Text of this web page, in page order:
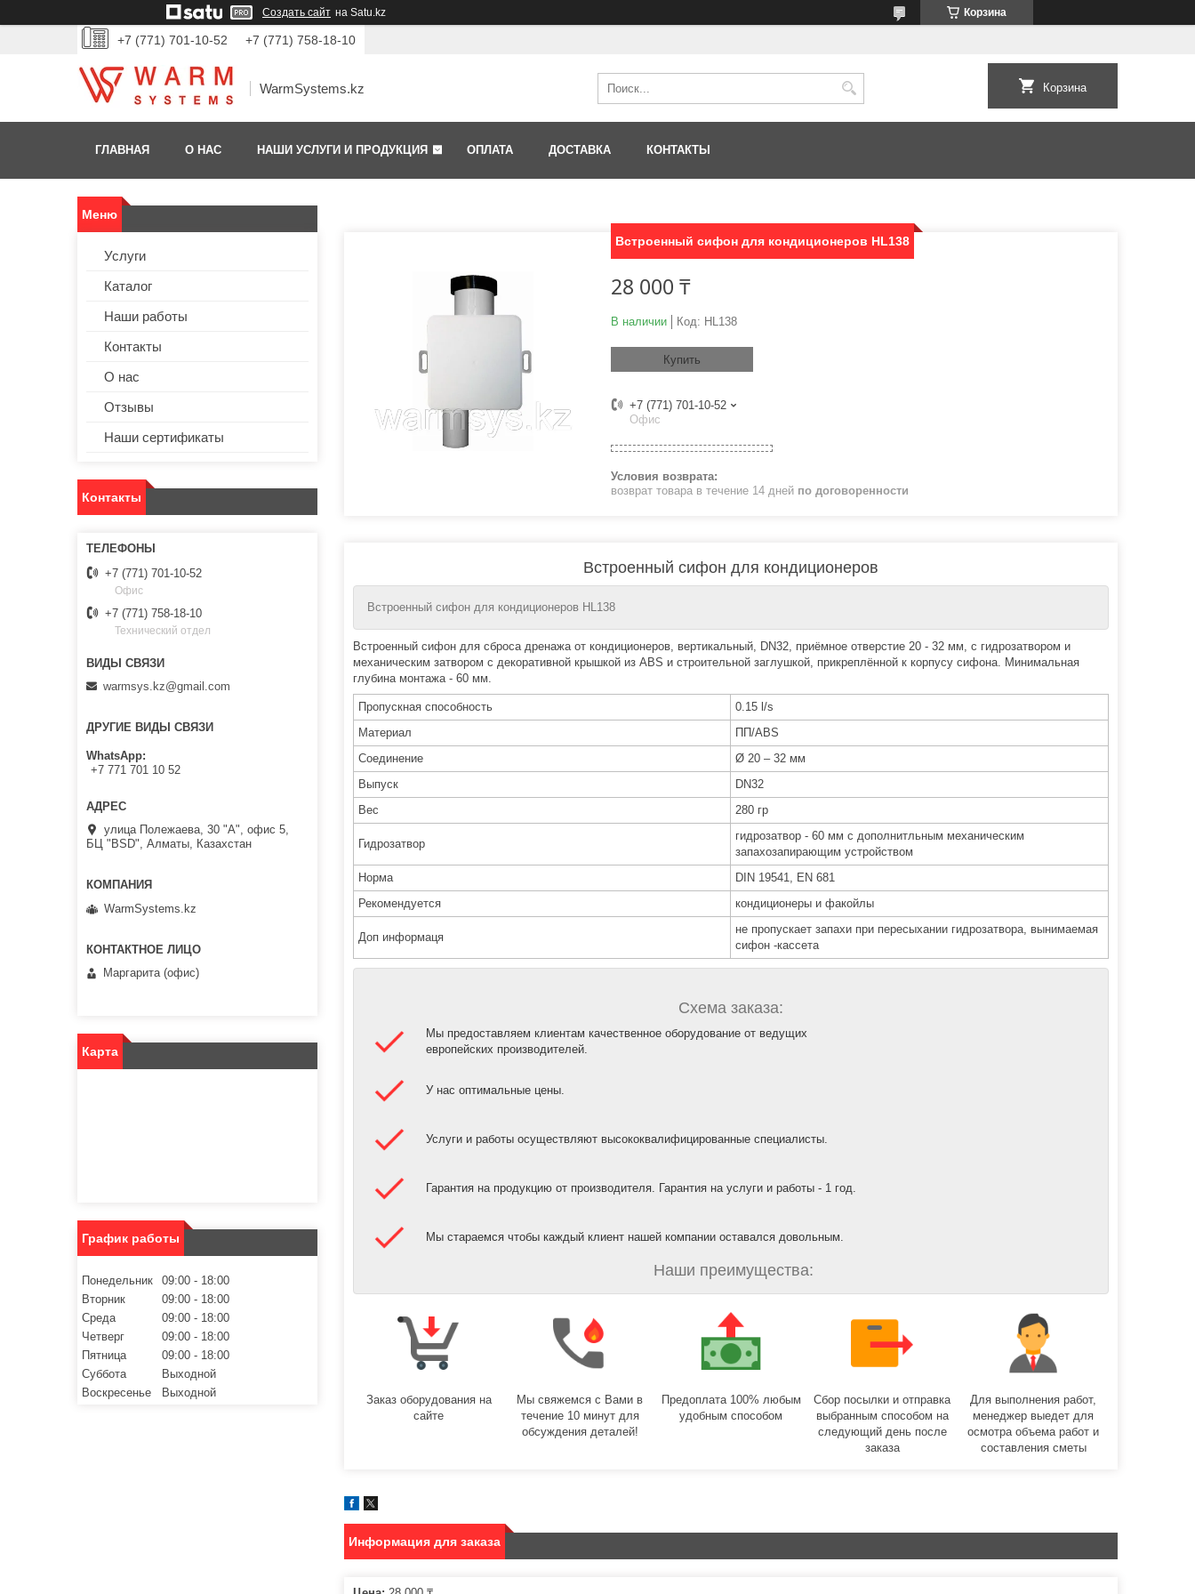
Создать сайт на Satu.kz Корзина
+7 (771) 701-10-52 +7 (771) 758-18-10
WarmSystems.kz Корзина
ГЛАВНАЯ О НАС НАШИ УСЛУГИ И ПРОДУКЦИЯ ОПЛАТА ДОСТАВКА КОНТАКТЫ
Встроенный сифон для кондиционеров HL138
28 000 ₸
В наличии Код: HL138
Купить
+7 (771) 701-10-52
Офис
возврат товара в течение 14 дней по договоренности
Встроенный сифон для кондиционеров
Встроенный сифон для кондиционеров HL138
Встроенный сифон для сброса дренажа от кондиционеров, вертикальный, DN32, приёмное отверстие 20 - 32 мм, с гидрозатвором и
механическим затвором с декоративной крышкой из ABS и строительной заглушкой, прикреплённой к корпусу сифона. Минимальная
глубина монтажа - 60 мм.
Пропускная способность
0.15 l/s
Материал
ПП/ABS
Соединение
Ø 20 – 32 мм
Выпуск
DN32
Вес
280 гр
Гидрозатвор
гидрозатвор - 60 мм с дополнитльным механическим
запахозапирающим устройством
Норма
DIN 19541, EN 681
Рекомендуется
кондиционеры и факойлы
Доп информаця
не пропускает запахи при пересыхании гидрозатвора, вынимаемая
сифон -кассета
Схема заказа:
Мы предоставляем клиентам качественное оборудование от ведущих
европейских производителей.
У нас оптимальные цены.
Услуги и работы осуществляют высококвалифицированные специалисты.
Гарантия на продукцию от производителя. Гарантия на услуги и работы - 1 год.
Мы стараемся чтобы каждый клиент нашей компании оставался довольным.
Наши преимущества:
Заказ оборудования на
сайте
Мы свяжемся с Вами в
течение 10 минут для
обсуждения деталей!
Предоплата 100% любым
удобным способом
Сбор посылки и отправка
выбранным способом на
следующий день после
заказа
Для выполнения работ,
менеджер выедет для
осмотра объема работ и
составления сметы
Информация для заказа
Услуги
Каталог
Наши работы
Контакты
О нас
Отзывы
Наши сертификаты
Контакты
+7 (771) 701-10-52
Офис
+7 (771) 758-18-10
Технический отдел
warmsys.kz@gmail.com
ДРУГИЕ ВИДЫ СВЯЗИ
WhatsApp
+7 771 701 10 52
улица Полежаева, 30 "А", офис 5,
БЦ "BSD", Алматы, Казахстан
WarmSystems.kz
Маргарита (офис)
Карта
График работы
Понедельник 09:00
18:00
Вторник
09:00
18:00
Среда
09:00
18:00
Четверг
09:00
18:00
Пятница
09:00
18:00
Суббота
Выходной
Воскресенье
Выходной